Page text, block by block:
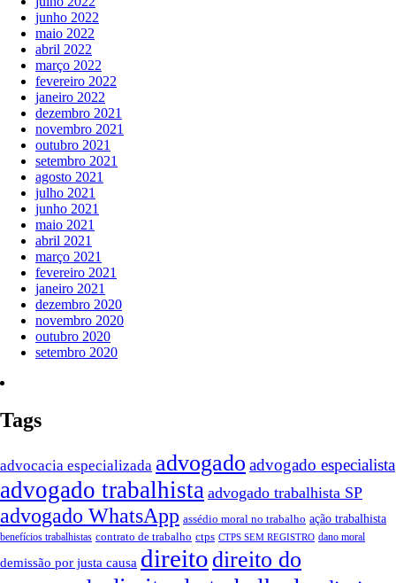
junho 2022
maio 2022
abril 2022
março 2022
fevereiro 2022
janeiro 2022
dezembro 2021
novembro 2021
outubro 2021
setembro 2021
agosto 2021
julho 2021
junho 2021
maio 2021
abril 2021
março 2021
fevereiro 2021
janeiro 2021
dezembro 2020
novembro 2020
outubro 2020
setembro 2020
Tags
advocacia especializada advogado advogado especialista
advogado trabalhista advogado trabalhista SP
advogado WhatsApp assédio moral no trabalho ação trabalhista
benefícios trabalhistas contrato de trabalho ctps CTPS SEM REGISTRO dano moral
demissão por justa causa direito direito do